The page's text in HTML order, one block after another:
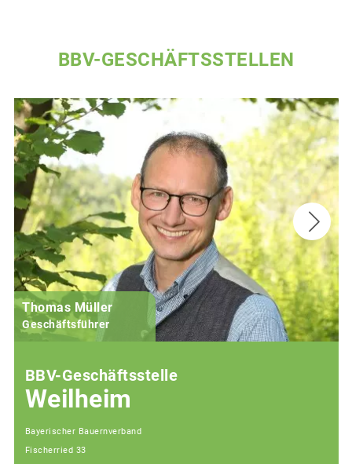
BBV-GESCHÄFTSSTELLEN
Thomas Müller
Geschäftsführer
BBV-Geschäftsstelle
Weilheim
Bayerischer Bauernverband
Fischerried 33